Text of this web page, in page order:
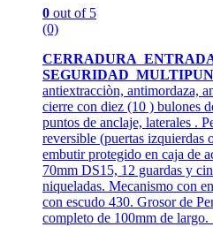
0 out of 5
(0)
CERRADURA
SEGURIDAD
antiextracciòn, antimordaza,
cierre con diez (10 ) bulones
puntos de anclaje, laterales .
reversible (puertas izquierdas
embutir protegido en caja de
70mm DS15, 12 guardas y
niqueladas. Mecanismo con
con escudo 430. Grosor de
completo de 100mm de